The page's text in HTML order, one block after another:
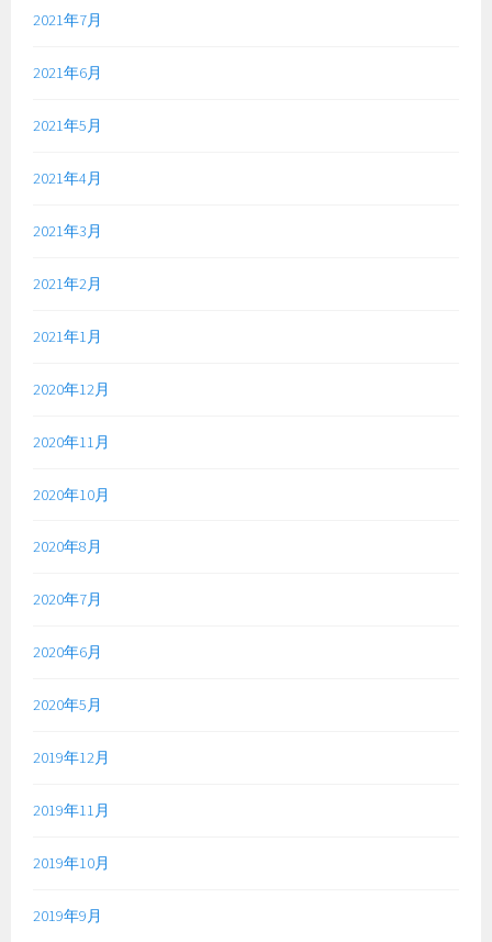
2021年7月
2021年6月
2021年5月
2021年4月
2021年3月
2021年2月
2021年1月
2020年12月
2020年11月
2020年10月
2020年8月
2020年7月
2020年6月
2020年5月
2019年12月
2019年11月
2019年10月
2019年9月